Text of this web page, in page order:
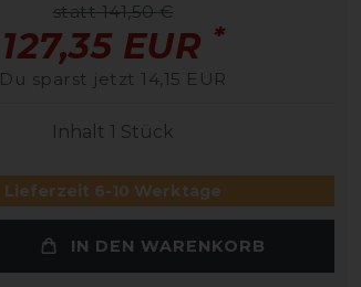
statt 141,50 €
127,35 EUR *
Du sparst jetzt 14,15 EUR
Inhalt 1 Stück
Lieferzeit 6-10 Werktage
IN DEN WARENKORB